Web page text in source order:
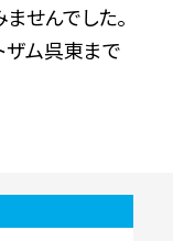
せんでした。
ザム呉東まで